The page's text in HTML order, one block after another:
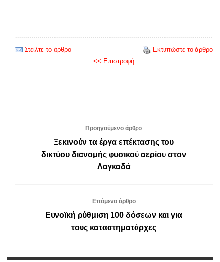
Στείλτε το άρθρο
Εκτυπώστε το άρθρο
<< Επιστροφή
Προηγούμενο άρθρο
Ξεκινούν τα έργα επέκτασης του
δικτύου διανομής φυσικού αερίου στον
Λαγκαδά
Επόμενο άρθρο
Ευνοϊκή ρύθμιση 100 δόσεων και για
τους καταστηματάρχες